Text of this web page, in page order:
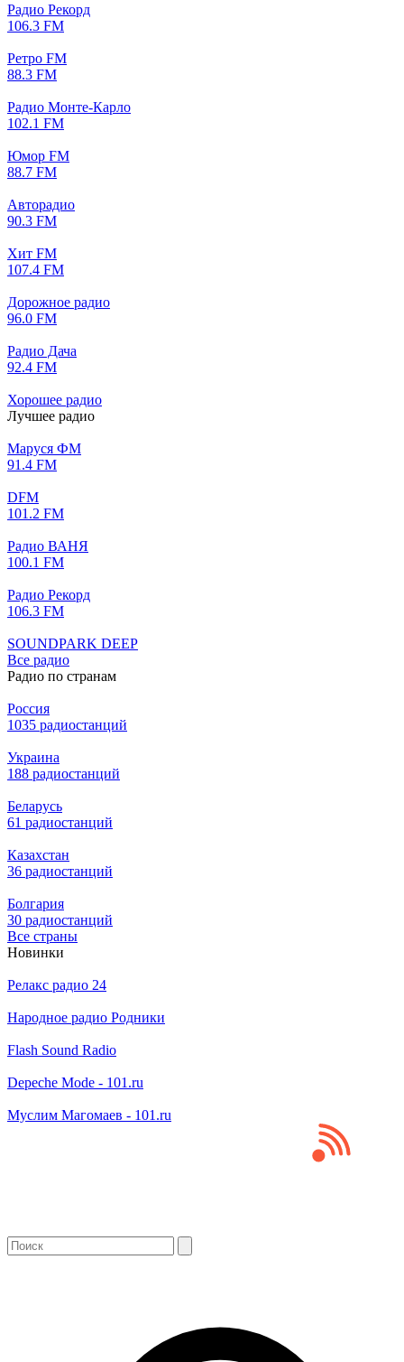
Радио Рекорд
106.3 FM
Ретро FM
88.3 FM
Радио Монте-Карло
102.1 FM
Юмор FM
88.7 FM
Авторадио
90.3 FM
Хит FM
107.4 FM
Дорожное радио
96.0 FM
Радио Дача
92.4 FM
Хорошее радио
Лучшее радио
Маруся ФМ
91.4 FM
DFM
101.2 FM
Радио ВАНЯ
100.1 FM
Радио Рекорд
106.3 FM
SOUNDPARK DEEP
Все радио
Радио по странам
Россия
1035 радиостанций
Украина
188 радиостанций
Беларусь
61 радиостанций
Казахстан
36 радиостанций
Болгария
30 радиостанций
Все страны
Новинки
Релакс радио 24
Народное радио Родники
Flash Sound Radio
Depeche Mode - 101.ru
Муслим Магомаев - 101.ru